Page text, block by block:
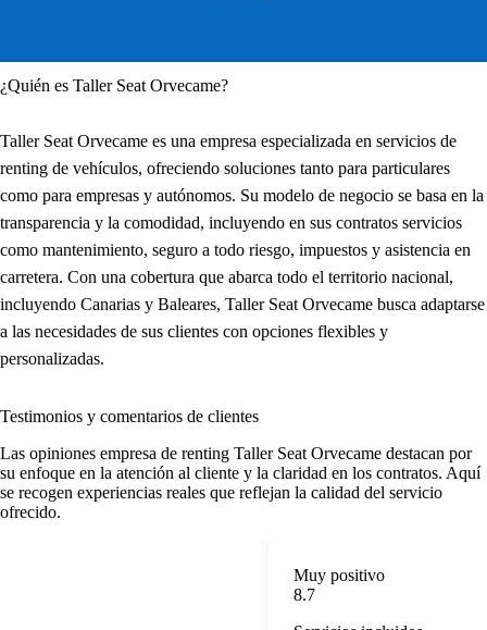
¿Quién es Taller Seat Orvecame?
Taller Seat Orvecame es una empresa especializada en servicios de
renting de vehículos, ofreciendo soluciones tanto para particulares
como para empresas y autónomos. Su modelo de negocio se basa en la
transparencia y la comodidad, incluyendo en sus contratos servicios
como mantenimiento, seguro a todo riesgo, impuestos y asistencia en
carretera. Con una cobertura que abarca todo el territorio nacional,
incluyendo Canarias y Baleares, Taller Seat Orvecame busca adaptarse
a las necesidades de sus clientes con opciones flexibles y
personalizadas.
Testimonios y comentarios de clientes
Las opiniones empresa de renting Taller Seat Orvecame destacan por
su enfoque en la atención al cliente y la claridad en los contratos. Aquí
se recogen experiencias reales que reflejan la calidad del servicio
ofrecido.
Muy positivo
8.7